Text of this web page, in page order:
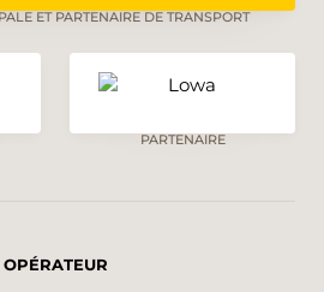
ET PARTENAIRE DE TRANSPORT
PARTENAIRE
OPÉRATEUR